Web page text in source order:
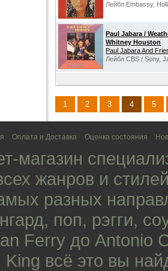
Лейбл Embassy,
Paul Jabara /
Whitney Houston
Paul Jabara And
Лейбл CBS / Sony,
1 2 3 4 5
Оплата и Доставка Оценка состояния
магазин
жанров и
разных
, поп, рэгги,
Ferry до Antonio
King всё это вы